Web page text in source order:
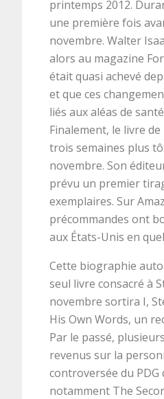
printemps 2012.
une première fois
novembre. Walter
alors au magazine
était quasi achevé
et que ces
liés aux aléas de
Finalement, le livre
trois semaines plus
novembre. Son
prévu un premier
exemplaires. Sur
précommandes ont
aux États-Unis en
Cette biographie
seul livre consacré à
novembre sortira I,
His Own Words, un
Par le passé,
revenus sur la
controversée du PDG
notamment The